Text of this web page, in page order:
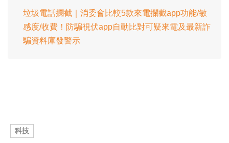
垃圾電話攔截｜消委會比較5款來電攔截app功能/敏
感度/收費！防騙視伏app自動比對可疑來電及最新詐
騙資料庫發警示
科技